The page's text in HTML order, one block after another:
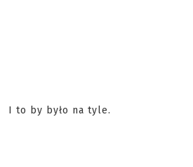
I to by było na tyle.